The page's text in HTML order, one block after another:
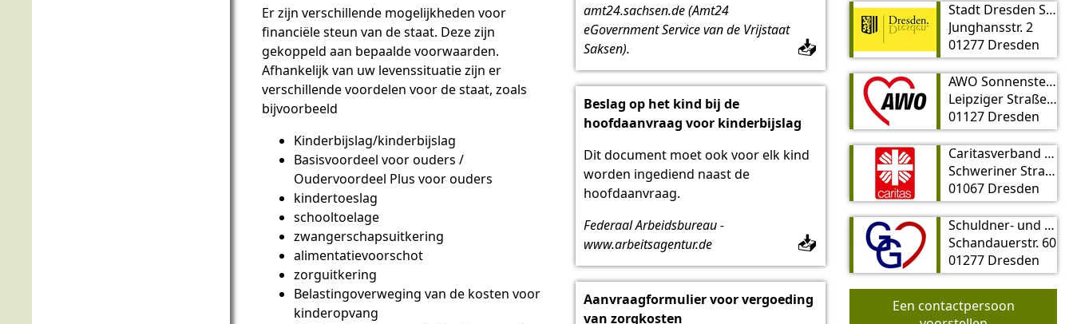
Er zijn verschillende mogelijkheden voor
financiële steun van de staat. Deze zijn
gekoppeld aan bepaalde voorwaarden.
Afhankelijk van uw levenssituatie zijn er
verschillende voordelen voor de staat, zoals
bijvoorbeeld
Kinderbijslag/kinderbijslag
Basisvoordeel voor ouders /
Oudervoordeel Plus voor ouders
kindertoeslag
schooltoelage
zwangerschapsuitkering
alimentatievoorschot
zorguitkering
Belastingoverweging van de kosten voor
kinderopvang
amt24.sachsen.de (Amt24
eGovernment Service van de Vrijstaat
Saksen).
📥
Beslag op het kind bij de
hoofdaanvraag voor kinderbijslag
Dit document moet ook voor elk kind
worden ingediend naast de
hoofdaanvraag.
Federaal Arbeidsbureau -
www.arbeitsagentur.de
📥
Aanvraagformulier voor vergoeding
van zorgkosten
Stadt Dresden Sozialamt
Junghansstr. 2
01277 Dresden
AWO Sonnenstein gGmbH Schuldnerberatung und Insolvenzberatung
Leipziger Straße 97
01127 Dresden
Caritasverband für Dresden e. V Beratungszentrum Dresden
Schweriner Straße 27
01067 Dresden
Schuldner- und Verbraucherinsolvenzberatung von Striesen-Pentacon e. V.
Schandauerstr. 60
01277 Dresden
Een contactpersoon